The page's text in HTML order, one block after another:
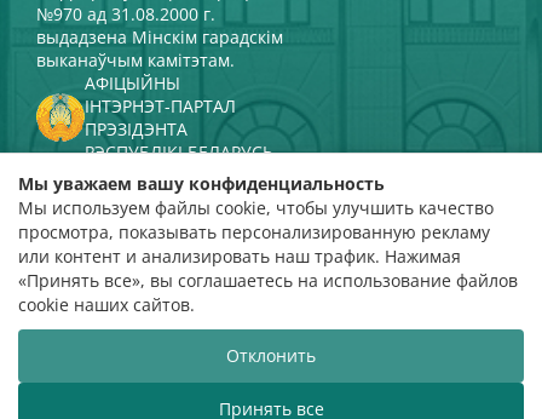
№970 ад 31.08.2000 г.
выдадзена Мінскім гарадскім
выканаўчым камітэтам.
АФІЦЫЙНЫ
ІНТЭРНЭТ-ПАРТАЛ
ПРЭЗІДЭНТА
РЭСПУБЛІКІ БЕЛАРУСЬ
МІНІСТЭРСТВА КУЛЬТУРЫ
РЭСПУБЛІКІ БЕЛАРУСЬ
ПАРТАЛ
РЭЙТЫНГАВАЙ АЦЭНКІ
адзнака 4,9
на падставе 112 водгукаў
Распрацоўка сайтаВТОП3
Мы уважаем вашу конфиденциальность
Мы используем файлы cookie, чтобы улучшить качество
просмотра, показывать персонализированную рекламу
или контент и анализировать наш трафик. Нажимая
«Принять все», вы соглашаетесь на использование файлов
cookie наших сайтов.
Отклонить
Принять все